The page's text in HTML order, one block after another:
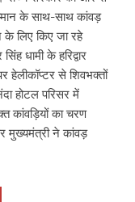
के साथ-साथ कांवड़
लिए किए जा रहे
धामी के हरिद्वार
हेलीकॉप्टर से शिवभक्तों
होटल परिसर में
कांवड़ियों का चरण
मुख्यमंत्री ने कांवड़